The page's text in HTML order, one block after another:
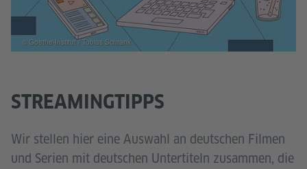
STREAMINGTIPPS
Wir stellen hier eine Auswahl an deutschen Filmen
und Serien mit deutschen Untertiteln zusammen, die
© Goethe-Institut / Tobias Schrank